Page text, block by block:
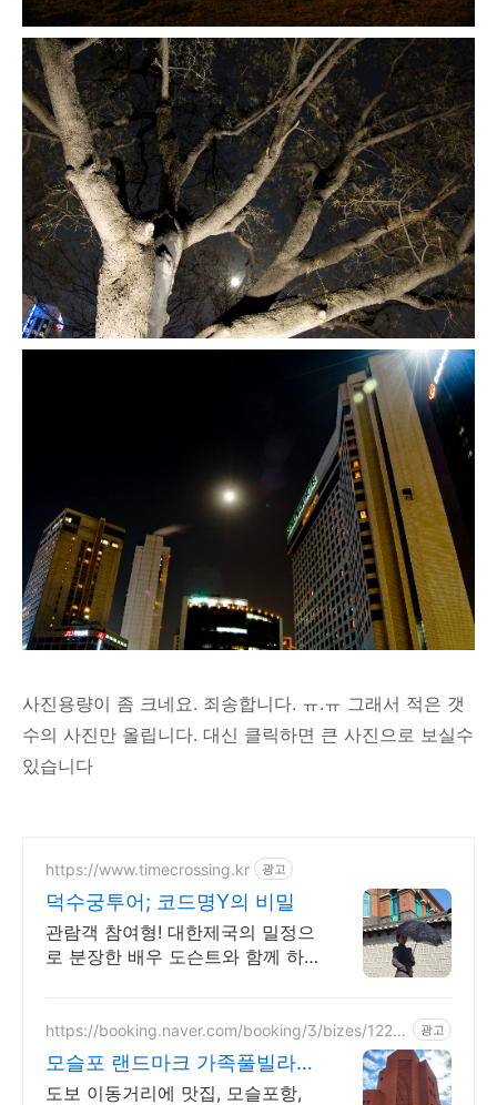
사진용량이 좀 크네요. 죄송합니다. ㅠ.ㅠ 그래서 적은 갯
수의 사진만 올립니다. 대신 클릭하면 큰 사진으로 보실수
있습니다
https://www.timecrossing.kr 광고
덕수궁투어; 코드명Y의 비밀
관람객 참여형! 대한제국의 밀정으
로 분장한 배우 도슨트와 함께 하
https://booking.naver.com/booking/3/bizes/1224
광고
모슬포 랜드마크 가족풀빌라
최고급자재, 엘리베이터까지
도보 이동거리에 맛집, 모슬포항,